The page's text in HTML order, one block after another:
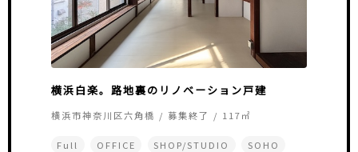
横浜白楽。路地裏のリノベーション戸建
横浜市神奈川区六角橋 / 募集終了 / 117㎡
Full OFFICE SHOP/STUDIO
SOHO